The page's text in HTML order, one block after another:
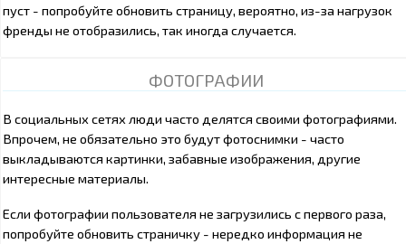
пуст - попробуйте обновить страницу, вероятно, из-за нагрузок
френды не отобразились, так иногда случается.
ФОТОГРАФИИ
В социальных сетях люди часто делятся своими фотографиями.
Впрочем, не обязательно это будут фотоснимки - часто
выкладываются картинки, забавные изображения, другие
интересные материалы.
Если фотографии пользователя не загрузились с первого раза,
попробуйте обновить страничку - нередко информация не